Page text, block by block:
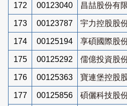
172 00123040 昌喆股份有
173 00123787 宇力控股股
174 00125194 享碩國際股
175 00125292 儒億投資股
176 00125363 寶連堡控股
177 00125856 碩儷科技股